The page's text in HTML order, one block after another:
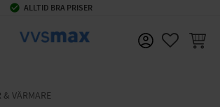
check_circle ALLTID BRA PRISER
& VÄRMARE